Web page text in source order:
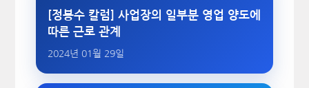
[정봉수 칼럼] 사업장의 일부분 영업 양도에
따른 근로 관계
2024년 01월 29일